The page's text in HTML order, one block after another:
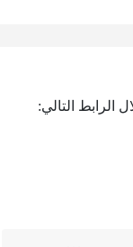
الرابط التالي: